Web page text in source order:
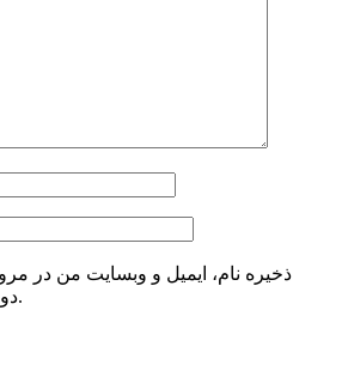
ذخیره نام، ایمیل و وبسایت من در
دوباره دیدگاهی می‌نویسم.